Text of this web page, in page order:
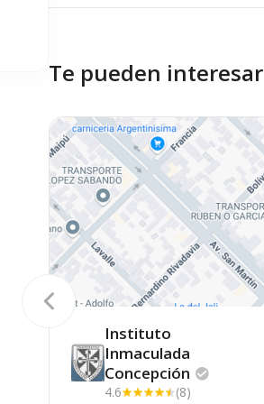
Te pueden interesar
Instituto
Inmaculada
Concepción
4.6
(8)